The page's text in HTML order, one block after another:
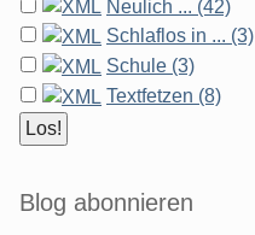
Neulich ... (42)
Schlaflos in ... (3)
Schule (3)
Textfetzen (8)
Blog abonnieren